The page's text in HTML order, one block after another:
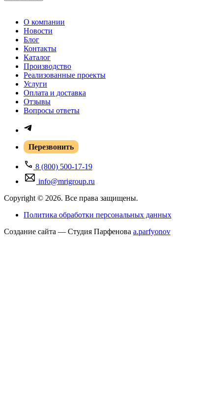
О компании
Новости
Блог
Контакты
Каталог
Производство
Реализованные проекты
Услуги
Оплата и доставка
Отзывы
Вопросы ответы
Перезвонить
8 (800) 500-17-19
info@mrigroup.ru
Copyright © 2026. Все права защищены.
Политика обработки персональных данных
Создание сайта — Студия Парфенова a.parfyonov